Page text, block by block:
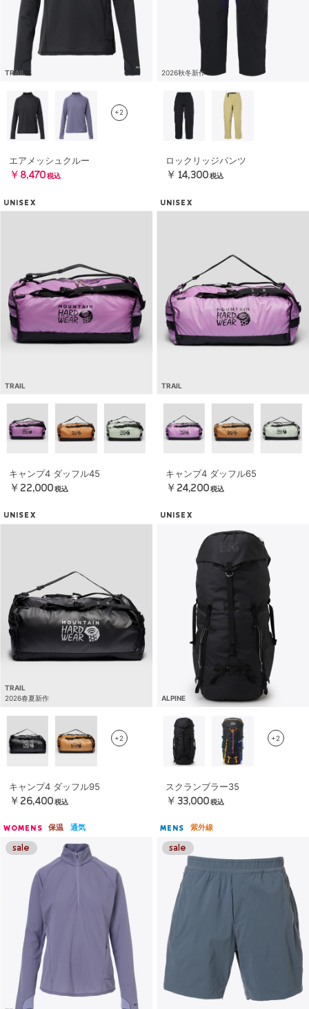
TRAIL
+2
エアメッシュクルー
￥8,470 税込
2026秋冬新作
ロックリッジパンツ
￥14,300 税込
UNISEX
TRAIL
キャンプ4 ダッフル45
￥22,000 税込
UNISEX
TRAIL
キャンプ4 ダッフル65
￥24,200 税込
UNISEX
TRAIL
2026春夏新作
+2
キャンプ4 ダッフル95
￥26,400 税込
UNISEX
ALPINE
+2
スクランブラー35
￥33,000 税込
WOMENS 保温 通気 MENS 紫外線